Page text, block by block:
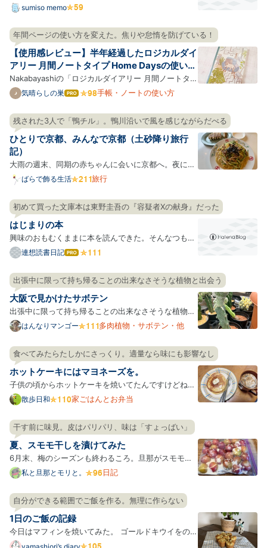
み終えた。印象に残ったところや、作者が読んだ本の
べた冷やしカップヌードルの鶏塩レモン味を食べたく
て、近所のスーパーやコンビニを4店回ったが、どこ
も売り切れ…
sumiso memo
年間ページの使い方を変えた。焦りや怠惰を防げている！
【使用感レビュー】半年経過したロジカルダイ
アリー 月間ノートタイプ Home Daysの使い心
地
Nakabayashiの「ロジカルダイアリー 月間ノートタイ
プ Home Days」（A5）を使って半年以上が経過。
て使っています。 ちょっと変わった使い方をしている
んですが、半年経ってだいぶ慣れてきました。 今回は
「ロジカル…
気晴らしの巣はて
ログ
Pro
手帳・ノートの使い方
残された3人で「鴨チル」。鴨川沿いで風を感じながらだべる
ひとりで京都、みんなで京都（土砂降り旅行
記）
大雨の週末、同期の赤ちゃんに会いに京都へ。夜に同
期たちと合流するまでは、ひとりで京都。集合してか
本格占い訪問 大量の千手観音、大盛りの冷麺 ワイン
を飲んだ足でカフェに行ったっていい みんなで京都
旅先であ…
ばらで飾る生活 旅行
初めて買った文庫本は東野圭吾の『容疑者Xの献身』だった
はじまりの本
興味のおもむくままに本を読んできた。そんなつもり
ではいるけれど、あらためて振り返ってみると、ター
を読んだことで、それまでの読書とは違った、新しい
方向へと導いてくれた決定的な本がある。 中学生だっ
たころの…
連想読書日記はて
ログ
Pro
出張中に限って持ち帰ることの出来なさそうな植物と出会う
大阪で見かけたサボテン
出張中に限って持ち帰ることの出来なさそうな植物を
見かける。 良いな。 相場通りの値段で特別に安いわ
られているのを見かけない株なので欲しい。
はんなりマンゴー 多肉植物・サボテン・他
食べてみたらたしかにさっくり。適量なら味にも影響なし
ホットケーキにはマヨネーズを。
子供の頃からホットケーキを焼いてたんですけどね。
どうもふっくらした厚みのあるホットケーキが焼けな
食べていたのです。 そんなある日、ツイッターで「ホ
ットケーキを作る時はマヨネーズを生地に混ぜるとふ
っくらさ…
散歩日和 家ごはんとお弁当
干す前に味見。皮はパリパリ、味は「すょっばい」
夏、スモモ干しを漬けてみた
6月末、梅のシーズンも終わるころ。旦那がスモモを1
袋買ってきた。 直売所で買ったらしいそれは、小粒で
干のえぐみがあって、スモモというよりは梅（かじっ
たことないけど）のような―― そこで私はひらめい
た。すっぱ…
私と旦那とモリと。 日記
自分ができる範囲でご飯を作る。無理に作らない
1日のご飯の記録
今日はマフィンを焼いてみた。 ゴールドキウイをのせ
て焼くと、甘酸っぱくてとっても美味しかった。 朝ご